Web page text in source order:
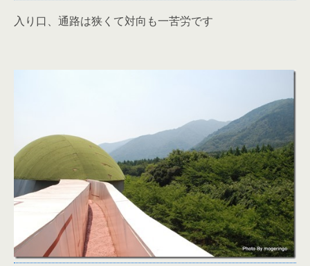
入り口、通路は狭くて対向も一苦労です